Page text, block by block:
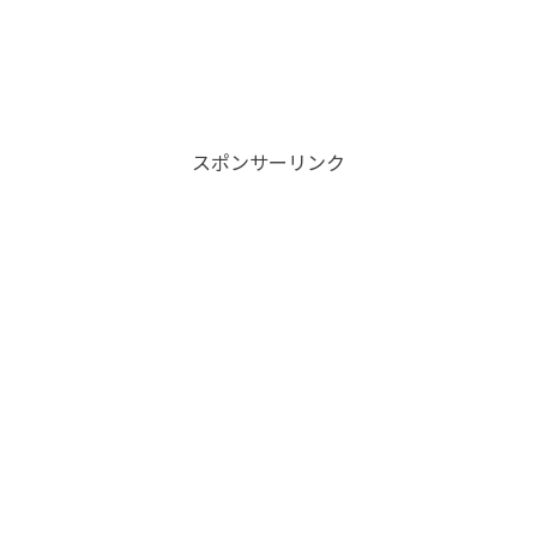
スポンサーリンク